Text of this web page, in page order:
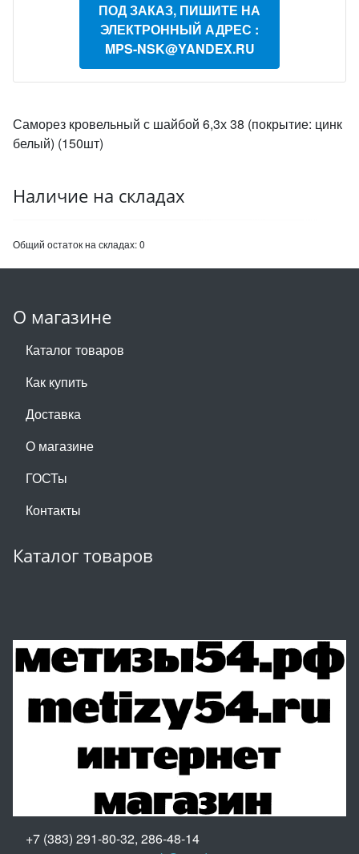
ПОД ЗАКАЗ, ПИШИТЕ НА
ЭЛЕКТРОННЫЙ АДРЕС :
MPS-NSK@YANDEX.RU
Саморез кровельный с шайбой 6,3х 38 (покрытие: цинк
белый) (150шт)
Наличие на складах
Общий остаток на складах:0
О магазине
Каталог товаров
Как купить
Доставка
О магазине
ГОСТы
Контакты
Каталог товаров
+7 (383) 291-80-32, 286-48-14